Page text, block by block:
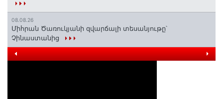
08.08.26
Միհրան Ծառուկյանի զվարճալի տեսանյութը՝
Չինաստանից